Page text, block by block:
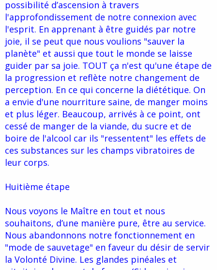
possibilité d’ascension à travers
l'approfondissement de notre connexion avec
l'esprit. En apprenant à être guidés par notre
joie, il se peut que nous voulions "sauver la
planète" et aussi que tout le monde se laisse
guider par sa joie. TOUT ça n'est qu'une étape de
la progression et reflète notre changement de
perception. En ce qui concerne la diététique. On
a envie d'une nourriture saine, de manger moins
et plus léger. Beaucoup, arrivés à ce point, ont
cessé de manger de la viande, du sucre et de
boire de l'alcool car ils "ressentent" les effets de
ces substances sur les champs vibratoires de
leur corps.
Huitième étape
Nous voyons le Maître en tout et nous
souhaitons, d’une manière pure, être au service.
Nous abandonnons notre fonctionnement en
"mode de sauvetage" en faveur du désir de servir
la Volonté Divine. Les glandes pinéales et